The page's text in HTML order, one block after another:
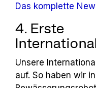
Das komplette
4. Erste
Unsere
auf. So haben wir